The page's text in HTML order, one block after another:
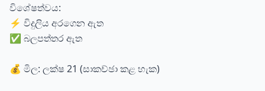
විශේෂත්වය:
⚡ විදුලිය අරගෙන ඇත
✅ බලපත්තර ඇත
💰 මිල: ලක්ෂ 21 (සාකච්ඡා කළ හැක)